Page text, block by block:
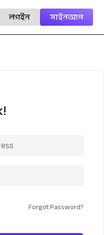
সাইনআপ
লগইন
Forgot Password?